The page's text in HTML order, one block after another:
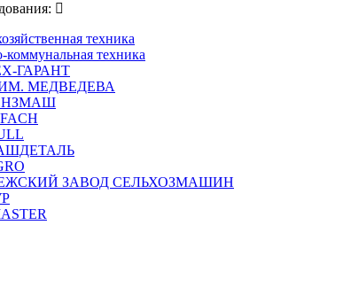
техника
техника
ГАРАНТ
МЕДВЕДЕВА
ЗАВОД СЕЛЬХОЗМАШИН